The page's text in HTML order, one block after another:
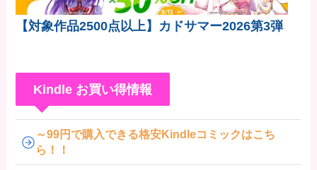
【対象作品2500点以上】カドサマー2026第3弾
Kindle お買い得情報
～99円で購入できる格安Kindleコミックはこち
ら！！